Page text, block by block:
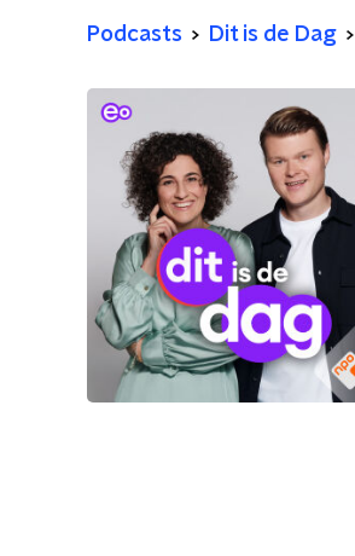
Podcasts Dit is de Dag